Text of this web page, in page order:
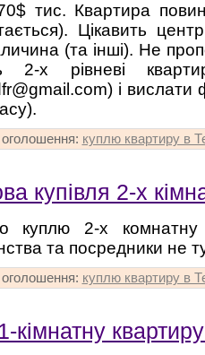
тис. Квартира
Цікавить
(та інші). Не
2-х рівневі
і вислати
оголошення: куплю квартиру в
купівля 2-х
куплю 2-х
та посредники не
оголошення: куплю квартиру в
кімнатну